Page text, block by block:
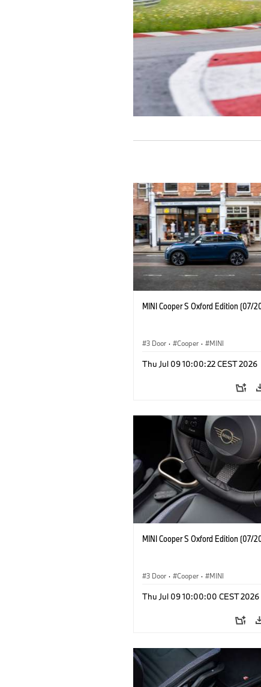
MINI Cooper S Oxford Edition (07/
3 Door · Cooper · MINI
Thu Jul 09 10:00:22 CEST 2026
MINI Cooper S Oxford Edition (07/
3 Door · Cooper · MINI
Thu Jul 09 10:00:00 CEST 2026